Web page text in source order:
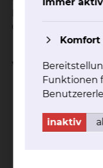
Organe sowie sehr
Weitere
Komfort
Funktionen
inaktiv